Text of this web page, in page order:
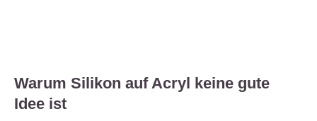
Warum Silikon auf Acryl keine gute
Idee ist